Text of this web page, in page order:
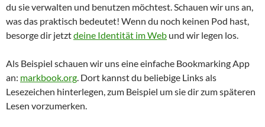
du sie verwalten und benutzen möchtest. Schauen wir uns an,
was das praktisch bedeutet! Wenn du noch keinen Pod hast,
besorge dir jetztdeine Identität im Web und wir legen los.
Als Beispiel schauen wir uns eine einfache Bookmarking App
an: markbook.org . Dort kannst du beliebige Links als
Lesezeichen hinterlegen, zum Beispiel um sie dir zum späteren
Lesen vorzumerken.